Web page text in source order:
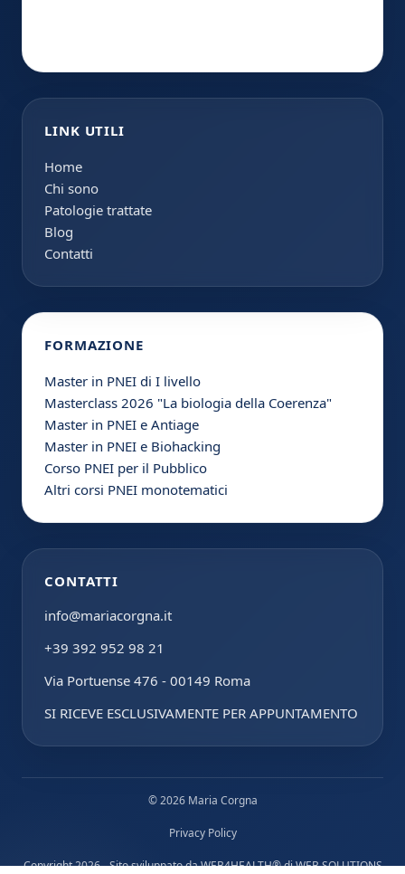
LINK UTILI
Home
Chi sono
Patologie trattate
Blog
Contatti
FORMAZIONE
Master in PNEI di I livello
Masterclass 2026 "La biologia della Coerenza"
Master in PNEI e Antiage
Master in PNEI e Biohacking
Corso PNEI per il Pubblico
Altri corsi PNEI monotematici
CONTATTI
info@mariacorgna.it
+39 392 952 98 21
Via Portuense 476 - 00149 Roma
SI RICEVE ESCLUSIVAMENTE PER APPUNTAMENTO
© 2026 Maria Corgna
Privacy Policy
Copyright 2026 - Sito sviluppato daWEB4HEALTH®diWEB SOLUTIONS